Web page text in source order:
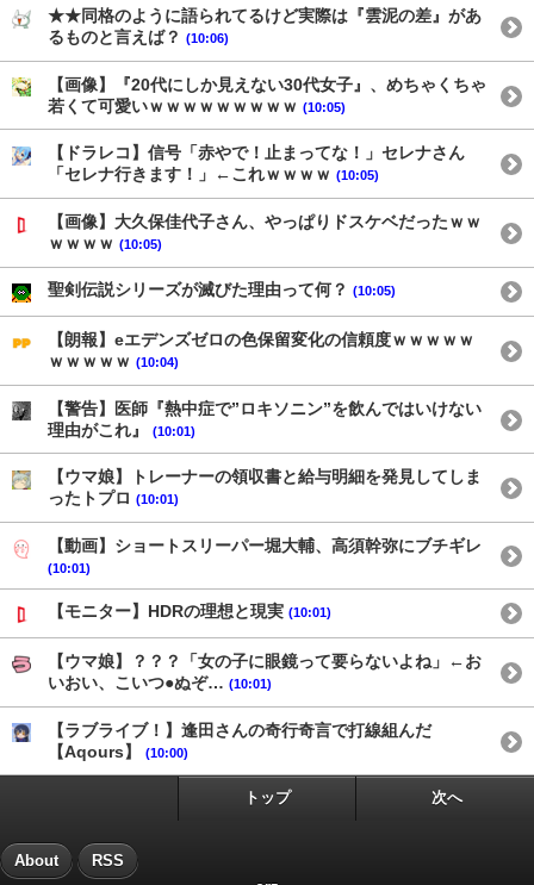
★★同格のように語られてるけど実際は『雲泥の差』があ
るものと言えば？ (10:06)
【画像】『20代にしか見えない30代女子』、めちゃくちゃ
若くて可愛いｗｗｗｗｗｗｗｗｗ (10:05)
【ドラレコ】信号「赤やで！止まってな！」セレナさん
「セレナ行きます！」←これｗｗｗｗ (10:05)
【画像】大久保佳代子さん、やっぱりドスケベだったｗｗ
ｗｗｗｗ (10:05)
聖剣伝説シリーズが滅びた理由って何？ (10:05)
【朗報】eエデンズゼロの色保留変化の信頼度ｗｗｗｗｗ
ｗｗｗｗｗ (10:04)
【警告】医師『熱中症で”ロキソニン”を飲んではいけない
理由がこれ』
(10:01)
【ウマ娘】トレーナーの領収書と給与明細を発見してしま
ったトプロ (10:01)
【動画】ショートスリーパー堀大輔、高須幹弥にブチギレ
(10:01)
【モニター】HDRの理想と現実 (10:01)
【ウマ娘】？？？「女の子に眼鏡って要らないよね」←お
いおい、こいつ●ぬぞ… (10:01)
【ラブライブ！】逢田さんの奇行奇言で打線組んだ
【Aqours】
(10:00)
トップ 次へ
About RSS